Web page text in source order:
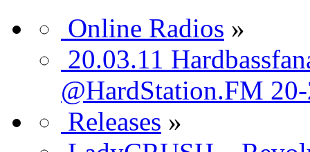
Online Radios »
20.03.11
@HardStation.FM
Releases »